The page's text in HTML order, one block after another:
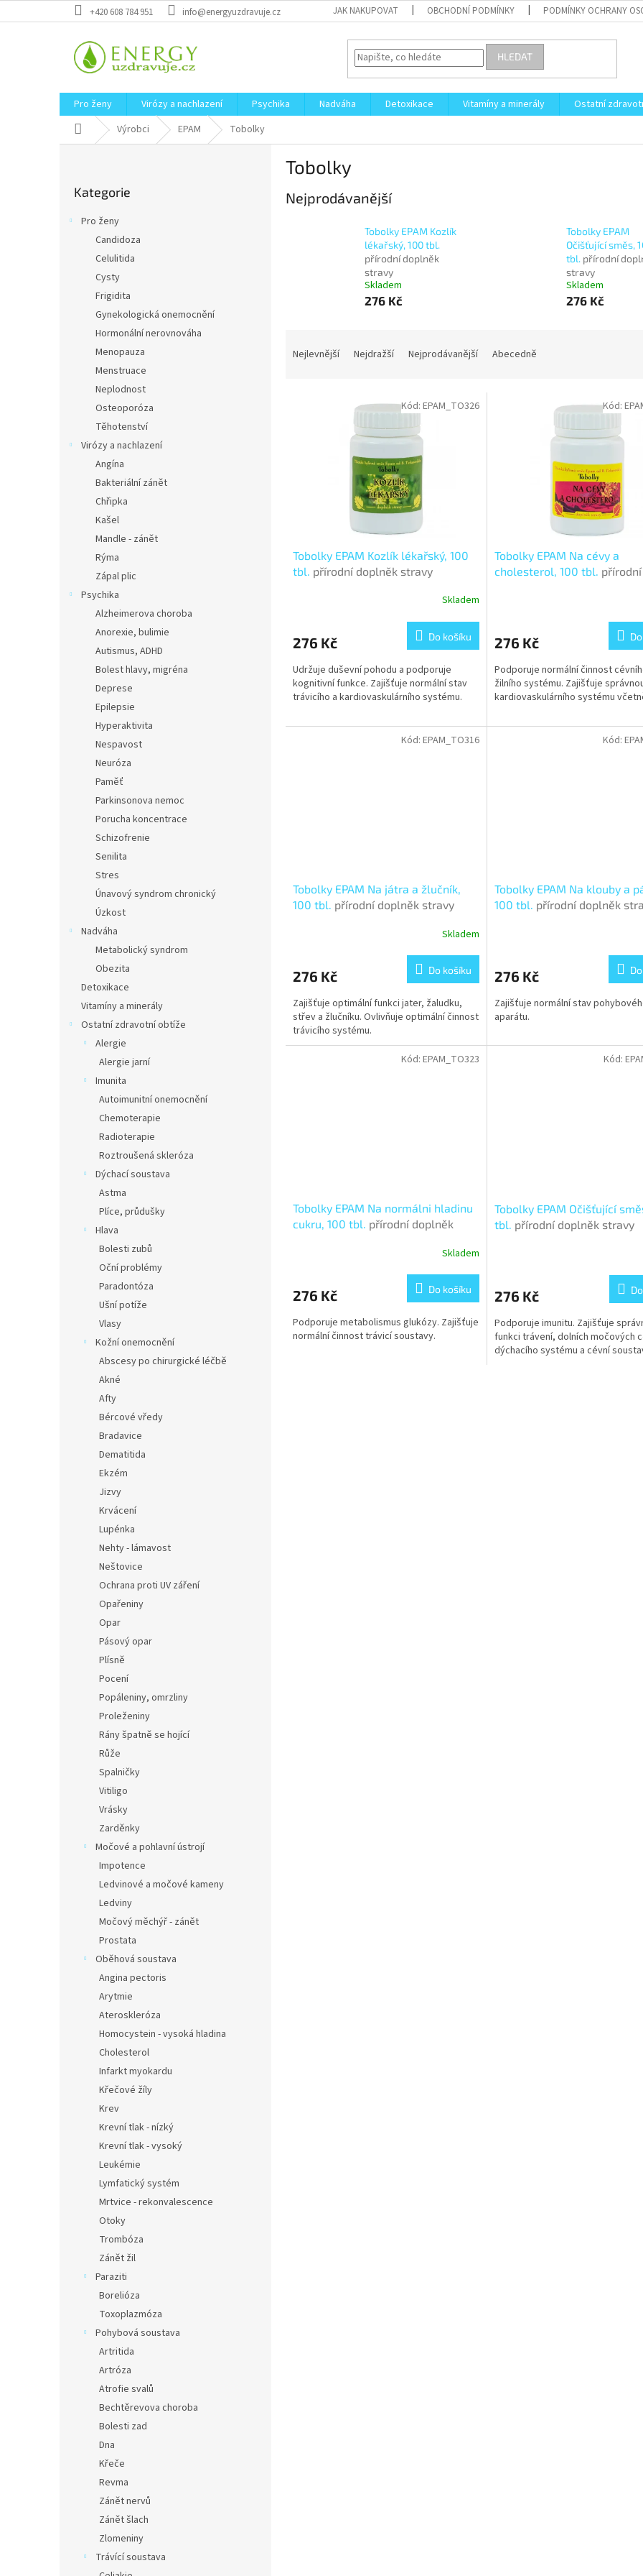
na
+420 608 784 951 info@energyuzdravuje.cz JAK NAKUPOVAT OBCHODNÍ PODMÍNKY PODMÍNKY OCHRANY
HLEDAT
Pro ženy Virózy a nachlazení Psychika Nadváha Detoxikace Vitamíny a minerály Ostatní
Domů Výrobci EPAM Tobolky
kategorie
Kategorie
Pro ženy
Candidoza
Celulitida
Cysty
Frigidita
Gynekologická onemocnění
Hormonální nerovnováha
Menopauza
Menstruace
Neplodnost
Osteoporóza
Těhotenství
Virózy a nachlazení
Angína
Bakteriální zánět
Chřipka
Kašel
Mandle - zánět
Rýma
Zápal plic
Psychika
Alzheimerova choroba
Anorexie, bulimie
Autismus, ADHD
Bolest hlavy, migréna
Deprese
Epilepsie
Hyperaktivita
Nespavost
Neuróza
Paměť
Parkinsonova nemoc
Porucha koncentrace
Schizofrenie
Senilita
Stres
Únavový syndrom chronický
Úzkost
Nadváha
Metabolický syndrom
Obezita
Detoxikace
Vitamíny a minerály
Ostatní zdravotní obtíže
Alergie
Alergie jarní
Imunita
Autoimunitní onemocnění
Chemoterapie
Radioterapie
Roztroušená skleróza
Dýchací soustava
Astma
Plíce, průdušky
Hlava
Bolesti zubů
Oční problémy
Paradontóza
Ušní potíže
Vlasy
Kožní onemocnění
Abscesy po chirurgické léčbě
Akné
Afty
Bércové vředy
Bradavice
Dematitida
Ekzém
Jizvy
Krvácení
Lupénka
Nehty - lámavost
Neštovice
Ochrana proti UV záření
Opařeniny
Opar
Pásový opar
Plísně
Pocení
Popáleniny, omrzliny
Proleženiny
Rány špatně se hojící
Růže
Spalničky
Vitiligo
Vrásky
Zarděnky
Močové a pohlavní ústrojí
Impotence
Ledvinové a močové kameny
Ledviny
Močový měchýř - zánět
Prostata
Oběhová soustava
Angina pectoris
Arytmie
Ateroskleróza
Homocystein - vysoká hladina
Cholesterol
Infarkt myokardu
Křečové žíly
Krev
Krevní tlak - nízký
Krevní tlak - vysoký
Leukémie
Lymfatický systém
Mrtvice - rekonvalescence
Otoky
Trombóza
Zánět žil
Paraziti
Borelióza
Toxoplazmóza
Pohybová soustava
Artritida
Artróza
Atrofie svalů
Bechtěrevova choroba
Bolesti zad
Dna
Křeče
Revma
Zánět nervů
Zánět šlach
Zlomeniny
Trávící soustava
Tobolky
Nejprodávanější
Tobolky EPAM Kozlík
lékařský, 100 tbl.
přírodní doplněk
stravy
Skladem
276 Kč
Tobolky EPAM
Očišťující směs,
tbl. přírodní
stravy
Skladem
276 Kč
Nejlevnější Nejdražší Nejprodávanější Abecedně
Tobolky EPAM Kozlík lékařský, 100
tbl. přírodní doplněk stravy
Skladem
276 Kč Do košíku
Udržuje duševní pohodu a podporuje
kognitivní funkce. Zajišťuje normální stav
trávicího a kardiovaskulárního systému.
Kód: EPAM_TO326
Tobolky EPAM Na cévy a
cholesterol, 100 tbl. přírodní
276 Kč
Podporuje normální činnost
žilního systému. Zajišťuje
kardiovaskulárního systému
Kód:
Tobolky EPAM Na játra a žlučník,
100 tbl. přírodní doplněk stravy
Skladem
276 Kč Do košíku
Zajišťuje optimální funkci jater, žaludku,
střev a žlučníku. Ovlivňuje optimální činnost
trávicího systému.
Kód: EPAM_TO316
Tobolky EPAM Na klouby a
100 tbl. přírodní doplněk
276 Kč
Zajišťuje normální stav
aparátu.
Kód:
Tobolky EPAM Na normálni hladinu
cukru, 100 tbl. přírodní doplněk
Skladem
276 Kč Do košíku
Podporuje metabolismus glukózy. Zajišťuje
normální činnost trávicí soustavy.
Kód: EPAM_TO323
Tobolky EPAM Očišťující
tbl. přírodní doplněk stravy
276 Kč
Podporuje imunitu. Zajišťuje
funkci trávení, dolních močových
dýchacího systému a cévní
Kód: